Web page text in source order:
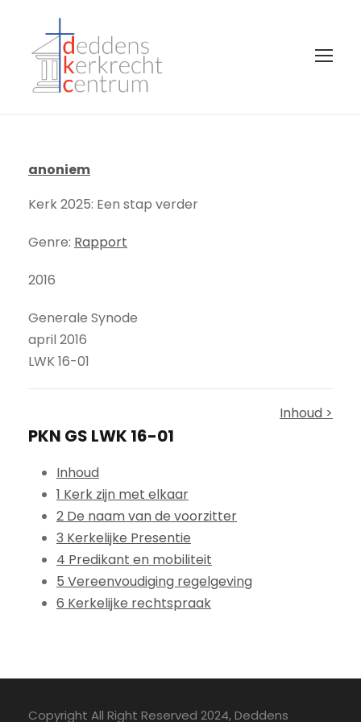
anoniem
Kerk 2025: Een stap verder
Genre: Rapport
2016
Generale Synode
april 2016
LWK 16-01
Inhoud >
PKN GS LWK 16-01
Inhoud
1 Kerk zijn met elkaar
2 De naam van de voorzitter
3 Kerkelijke Presentie
4 Predikant en mobiliteit
5 Vereenvoudiging regelgeving
6 Kerkelijke rechtspraak
Copyright All Right Reserved 2024, Deddens